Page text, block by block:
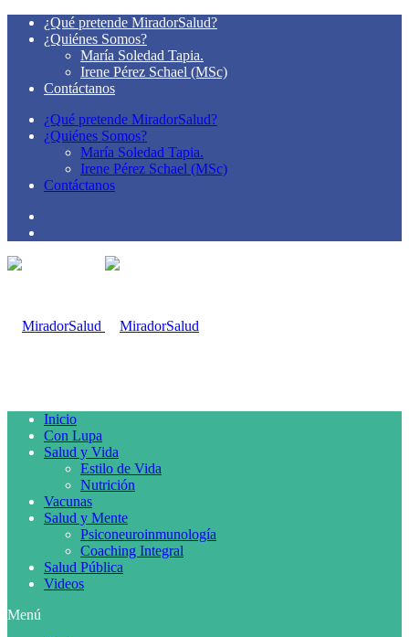
¿Qué pretende MiradorSalud?
¿Quiénes Somos?
María Soledad Tapia.
Irene Pérez Schael (MSc)
Contáctanos
¿Qué pretende MiradorSalud?
¿Quiénes Somos?
María Soledad Tapia.
Irene Pérez Schael (MSc)
Contáctanos
Inicio
Con Lupa
Salud y Vida
Estilo de Vida
Nutrición
Vacunas
Salud y Mente
Psiconeuroinmunología
Coaching Integral
Salud Pública
Videos
Menú